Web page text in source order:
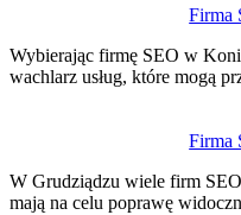
Firma
Wybierając firmę SEO w
wachlarz usług, które mogą
Firma
W Grudziądzu wiele firm
mają na celu poprawę